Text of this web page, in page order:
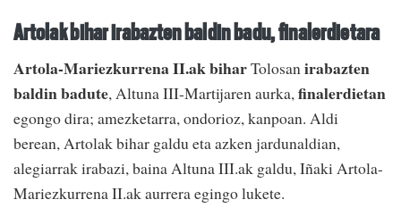
Artolak bihar irabazten baldin badu, finalerdietara
Artola-Mariezkurrena II.ak biharTolosan irabazten
baldin badute, Altuna III-Martijaren aurka, finalerdietan
egongo dira; amezketarra, ondorioz, kanpoan. Aldi
berean, Artolak bihar galdu eta azken jardunaldian,
alegiarrak irabazi, baina Altuna III.ak galdu, Iñaki Artola-
Mariezkurrena II.ak aurrera egingo lukete.